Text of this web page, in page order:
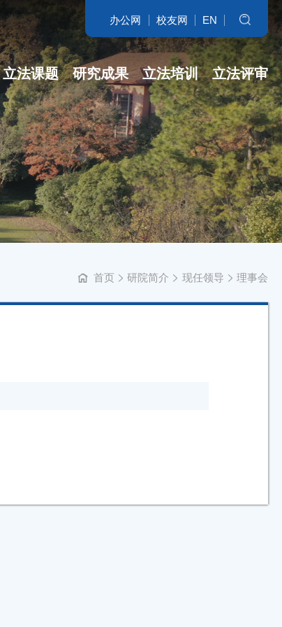
办公网 校友网 EN
搜索
立法课题
省哲社课题
省新型智库课...
立法委托课题
智库自设课题
研究成果
立法研究参考
专著
立法培训
开班盛况
培训交流
立法评审
首页 研院简介 现任领导 理事会